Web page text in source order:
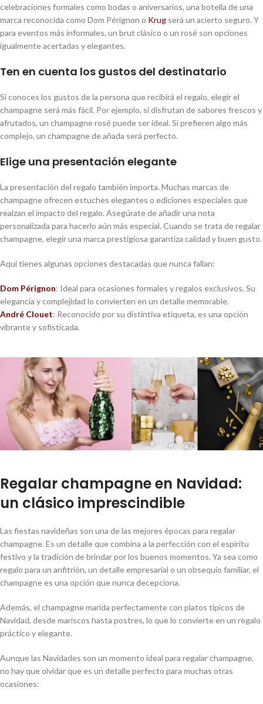
celebraciones formales como bodas o aniversarios, una botella de una
marca reconocida como Dom Pérignon o Krug será un acierto seguro. Y
para eventos más informales, un brut clásico o un rosé son opciones
igualmente acertadas y elegantes.
Ten en cuenta los gustos del destinatario
Si conoces los gustos de la persona que recibirá el regalo, elegir el
champagne será más fácil. Por ejemplo, si disfrutan de sabores frescos y
afrutados, un champagne rosé puede ser ideal. Si prefieren algo más
complejo, un champagne de añada será perfecto.
Elige una presentación elegante
La presentación del regalo también importa. Muchas marcas de
champagne ofrecen estuches elegantes o ediciones especiales que
realzan el impacto del regalo. Asegúrate de añadir una nota
personalizada para hacerlo aún más especial. Cuando se trata de regalar
champagne, elegir una marca prestigiosa garantiza calidad y buen gusto.
Aquí tienes algunas opciones destacadas que nunca fallan:
Dom Pérignon: Ideal para ocasiones formales y regalos exclusivos. Su
elegancia y complejidad lo convierten en un detalle memorable.
André Clouet: Reconocido por su distintiva etiqueta, es una opción
vibrante y sofisticada.
Regalar champagne en Navidad:
un clásico imprescindible
Las fiestas navideñas son una de las mejores épocas para regalar
champagne. Es un detalle que combina a la perfección con el espíritu
festivo y la tradición de brindar por los buenos momentos. Ya sea como
regalo para un anfitrión, un detalle empresarial o un obsequio familiar, el
champagne es una opción que nunca decepciona.
Además, el champagne marida perfectamente con platos típicos de
Navidad, desde mariscos hasta postres, lo que lo convierte en un regalo
práctico y elegante.
Aunque las Navidades son un momento ideal para regalar champagne,
no hay que olvidar que es un detalle perfecto para muchas otras
ocasiones: